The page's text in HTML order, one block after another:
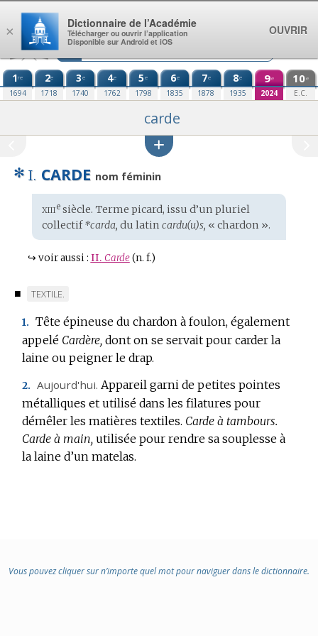
Aller au contenu
1re
1694
2e
1718
3e
1740
4e
1762
5e
1798
6e
1835
7e
1878
8e
1935
9e
2024
10e
E.C.
carde
✻ I. CARDE nom féminin
Étymologie
:
xiiiesiècle. Terme picard, issu d’un pluriel
collectif*carda, du latin cardu(u)s, « chardon ».
↪ voir aussi : II. Carde (n. f.)
■
MARQUE
DOMAINE
:
TEXTILE.
1. Tête épineuse du chardon à foulon, également
appelé Cardère, dont on se servait pour carder la
laine ou peigner le drap.
2. Aujourd'hui. Appareil garni de petites pointes
métalliques et utilisé dans les filatures pour
démêler les matières textiles. Carde à tambours.
Carde à main, utilisée pour rendre sa souplesse à
la laine d’un matelas.
Vous pouvez cliquer sur n’importe quel mot pour naviguer dans le dictionnaire.
×
Dictionnaire de l’Académie
Télécharger ou ouvrir l’application
Disponible sur Android et iOS
OUVRIR